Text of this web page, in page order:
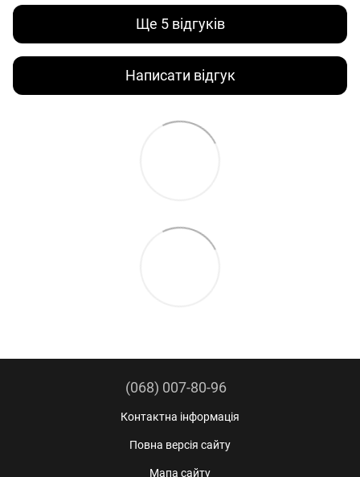
Ще 5 відгуків
Написати відгук
(068) 007-80-96
Контактна інформація
Повна версія сайту
Мапа сайту